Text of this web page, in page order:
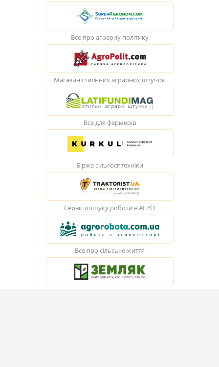
Все про аграрну політику
Магазин стильних аграрних штучок
Все для фермерів
Біржа сільгосптехніки
Сервіс пошуку роботи в АГРО
Все про сільське життя